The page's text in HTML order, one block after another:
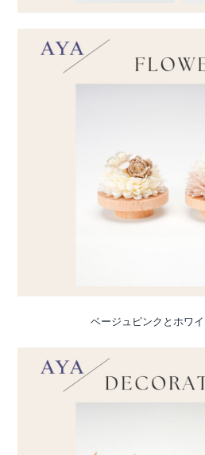
ベージュピンクとホワイ